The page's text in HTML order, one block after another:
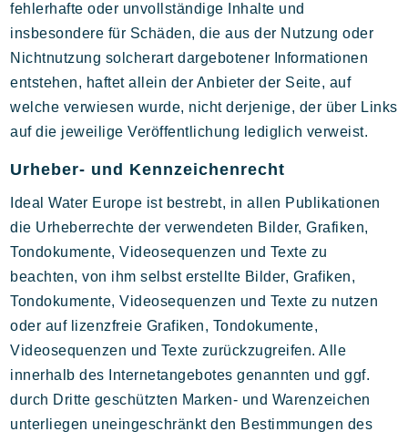
fehlerhafte oder unvollständige Inhalte und
insbesondere für Schäden, die aus der Nutzung oder
Nichtnutzung solcherart dargebotener Informationen
entstehen, haftet allein der Anbieter der Seite, auf
welche verwiesen wurde, nicht derjenige, der über Links
auf die jeweilige Veröffentlichung lediglich verweist.
Urheber- und Kennzeichenrecht
Ideal Water Europe ist bestrebt, in allen Publikationen
die Urheberrechte der verwendeten Bilder, Grafiken,
Tondokumente, Videosequenzen und Texte zu
beachten, von ihm selbst erstellte Bilder, Grafiken,
Tondokumente, Videosequenzen und Texte zu nutzen
oder auf lizenzfreie Grafiken, Tondokumente,
Videosequenzen und Texte zurückzugreifen. Alle
innerhalb des Internetangebotes genannten und ggf.
durch Dritte geschützten Marken- und Warenzeichen
unterliegen uneingeschränkt den Bestimmungen des